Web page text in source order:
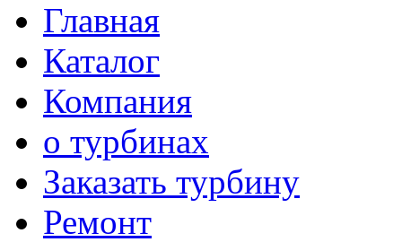
Главная
Каталог
Компания
о турбинах
Заказать турбину
Ремонт